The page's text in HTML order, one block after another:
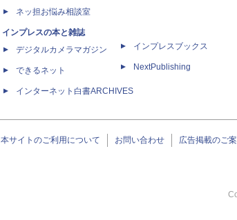
ネッ担お悩み相談室
インプレスの本と雑誌
デジタルカメラマガジン
できるネット
インターネット白書ARCHIVES
インプレスブックス
NextPublishing
本サイトのご利用について お問い合わせ 広告掲載のご